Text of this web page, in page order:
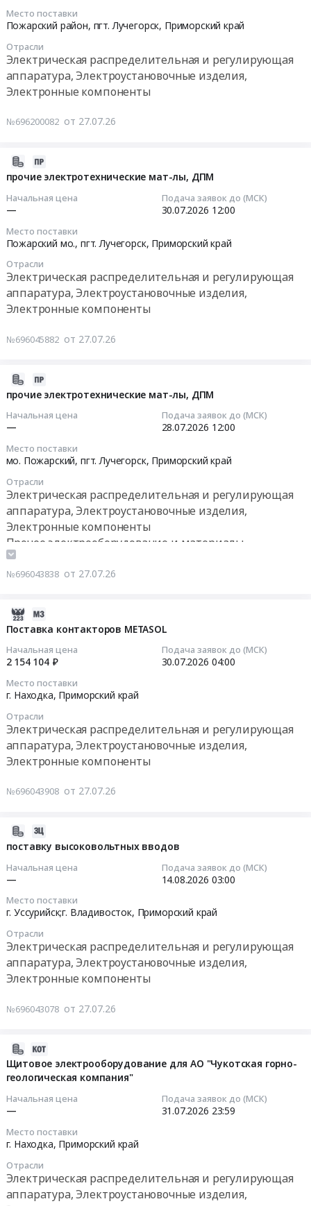
Место поставки
Пожарский район, пгт. Лучегорск, Приморский край
Отрасли
Электрическая распределительная и регулирующая
аппаратура, Электроустановочные изделия,
Электронные компоненты
№696200082 от 27.07.26
прочие электротехнические мат-лы, ДПМ
Начальная цена
—
Подача заявок до (МСК)
30.07.2026 12:00
Место поставки
Пожарский мо., пгт. Лучегорск, Приморский край
Отрасли
Электрическая распределительная и регулирующая
аппаратура, Электроустановочные изделия,
Электронные компоненты
№696045882 от 27.07.26
прочие электротехнические мат-лы, ДПМ
Начальная цена
—
Подача заявок до (МСК)
28.07.2026 12:00
Место поставки
мо. Пожарский, пгт. Лучегорск, Приморский край
Отрасли
Электрическая распределительная и регулирующая
аппаратура, Электроустановочные изделия,
Электронные компоненты
Прочее электрооборудование и материалы
№696043838 от 27.07.26
Поставка контакторов METASOL
Начальная цена
2 154 104 ₽
Подача заявок до (МСК)
30.07.2026 04:00
Место поставки
г. Находка, Приморский край
Отрасли
Электрическая распределительная и регулирующая
аппаратура, Электроустановочные изделия,
Электронные компоненты
№696043908 от 27.07.26
поставку высоковольтных вводов
Начальная цена
—
Подача заявок до (МСК)
14.08.2026 03:00
Место поставки
г. Уссурийск;г. Владивосток, Приморский край
Отрасли
Электрическая распределительная и регулирующая
аппаратура, Электроустановочные изделия,
Электронные компоненты
№696043078 от 27.07.26
Щитовое электрооборудование для АО "Чукотская горно-
геологическая компания"
Начальная цена
—
Подача заявок до (МСК)
31.07.2026 23:59
Место поставки
г. Находка, Приморский край
Отрасли
Электрическая распределительная и регулирующая
аппаратура, Электроустановочные изделия,